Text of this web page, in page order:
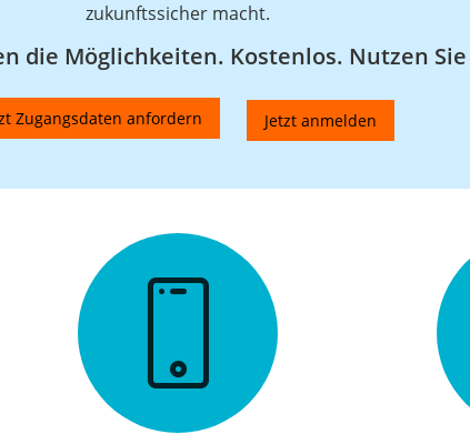
zukunftssicher macht.
die Möglichkeiten. Kostenlos. Nutzen
Zugangsdaten anfordern Jetzt anmelden